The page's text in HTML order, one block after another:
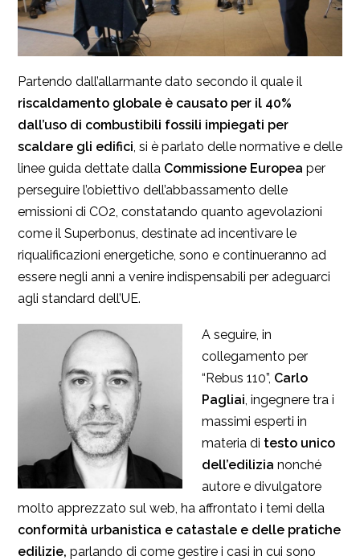
Partendo dall’allarmante dato secondo il quale il
riscaldamento globale è causato per il 40%
dall’uso di combustibili fossili impiegati per
scaldare gli edifici , si è parlato delle normative e delle
linee guida dettate dalla Commissione Europea per
perseguire l’obiettivo dell’abbassamento delle
emissioni di CO2, constatando quanto agevolazioni
come il Superbonus, destinate ad incentivare le
riqualificazioni energetiche, sono e continueranno ad
essere negli anni a venire indispensabili per adeguarci
agli standard dell’UE.
A seguire, in
collegamento per
“Rebus 110”, Carlo
Pagliai , ingegnere tra i
massimi esperti in
materia di testo unico
dell’edilizia nonché
autore e divulgatore
molto apprezzato sul web, ha affrontato i temi della
conformità urbanistica e catastale e delle pratiche
edilizie, parlando di come gestire i casi in cui sono